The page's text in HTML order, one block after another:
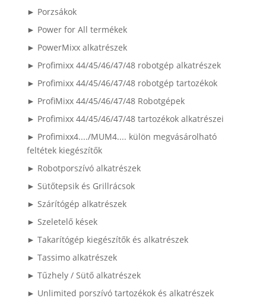
► Porzsákok
► Power for All termékek
► PowerMixx alkatrészek
► Profimixx 44/45/46/47/48 robotgép alkatrészek
► Profimixx 44/45/46/47/48 robotgép tartozékok
► ProfiMixx 44/45/46/47/48 Robotgépek
► Profimixx 44/45/46/47/48 tartozékok alkatrészei
► Profimixx4..../MUM4.... külön megvásárolható
feltétek kiegészítők
► Robotporszívó alkatrészek
► Sütőtepsik és Grillrácsok
► Szárítógép alkatrészek
► Szeletelő kések
► Takarítógép kiegészítők és alkatrészek
► Tassimo alkatrészek
► Tűzhely / Sütő alkatrészek
► Unlimited porszívó tartozékok és alkatrészek